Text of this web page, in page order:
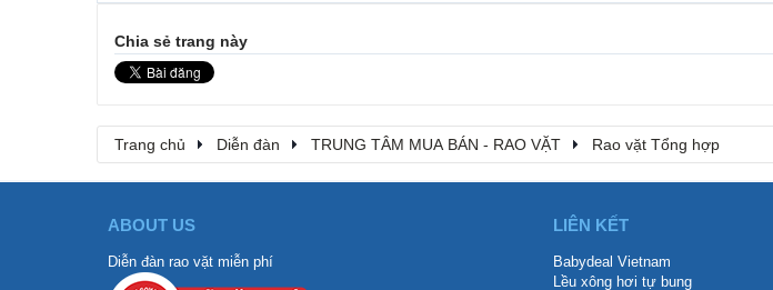
Chia sẻ trang này
Trang chủ Diễn đàn TRUNG TÂM MUA BÁN - RAO VẶT Rao vặt Tổng hợp
ABOUT US
Diễn đàn rao vặt miễn phí
LIÊN KẾT
Babydeal Vietnam
Lều xông hơi tự bung